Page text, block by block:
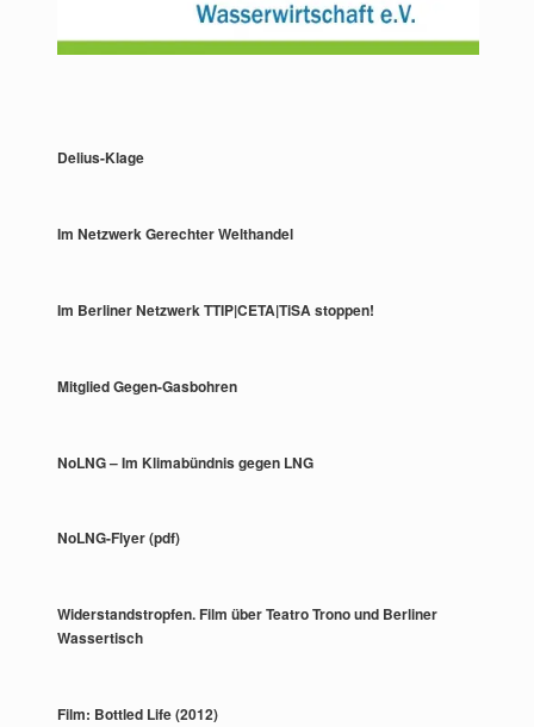
Delius-Klage
Im Netzwerk Gerechter Welthandel
Im Berliner Netzwerk TTIP|CETA|TiSA stoppen!
Mitglied Gegen-Gasbohren
NoLNG – Im Klimabündnis gegen LNG
NoLNG-Flyer (pdf)
Widerstandstropfen. Film über Teatro Trono und Berliner
Wassertisch
Film: Bottled Life (2012)